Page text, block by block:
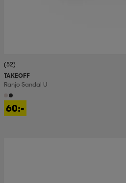
(52)
TAKEOFF
Ranjo Sandal U
60:-